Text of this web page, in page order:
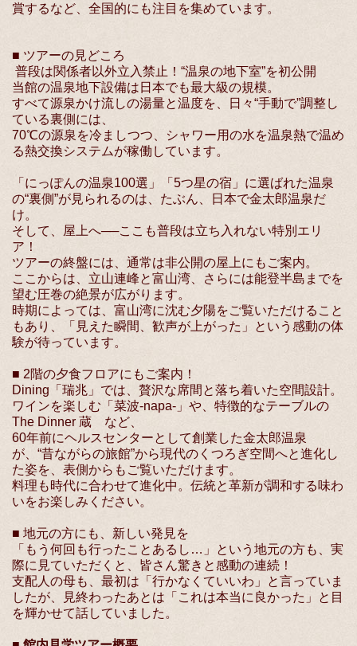
賞するなど、全国的にも注目を集めています。
■ ツアーの見どころ
普段は関係者以外立入禁止！“温泉の地下室”を初公開
当館の温泉地下設備は日本でも最大級の規模。
すべて源泉かけ流しの湯量と温度を、日々“手動で”調整し
ている裏側には、
70℃の源泉を冷ましつつ、シャワー用の水を温泉熱で温め
る熱交換システムが稼働しています。
「にっぽんの温泉100選」「5つ星の宿」に選ばれた温泉
の“裏側”が見られるのは、たぶん、日本で金太郎温泉だ
け。
そして、屋上へ──ここも普段は立ち入れない特別エリ
ア！
ツアーの終盤には、通常は非公開の屋上にもご案内。
ここからは、立山連峰と富山湾、さらには能登半島までを
望む圧巻の絶景が広がります。
時期によっては、富山湾に沈む夕陽をご覧いただけること
もあり、「見えた瞬間、歓声が上がった」という感動の体
験が待っています。
■ 2階の夕食フロアにもご案内！
Dining「瑞兆」では、贅沢な席間と落ち着いた空間設計。
ワインを楽しむ「菜波-napa-」や、特徴的なテーブルの
The Dinner 蔵 など、
60年前にヘルスセンターとして創業した金太郎温泉
が、“昔ながらの旅館”から現代のくつろぎ空間へと進化し
た姿を、表側からもご覧いただけます。
料理も時代に合わせて進化中。伝統と革新が調和する味わ
いをお楽しみください。
■ 地元の方にも、新しい発見を
「もう何回も行ったことあるし…」という地元の方も、実
際に見ていただくと、皆さん驚きと感動の連続！
支配人の母も、最初は「行かなくていいわ」と言っていま
したが、見終わったあとは「これは本当に良かった」と目
を輝かせて話していました。